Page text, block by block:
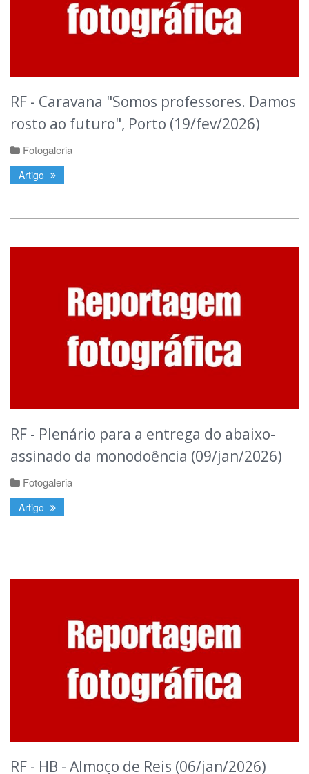
RF - Caravana "Somos professores. Damos
rosto ao futuro", Porto (19/fev/2026)
Fotogaleria
Artigo
RF - Plenário para a entrega do abaixo-
assinado da monodoência (09/jan/2026)
Fotogaleria
Artigo
RF - HB - Almoço de Reis (06/jan/2026)